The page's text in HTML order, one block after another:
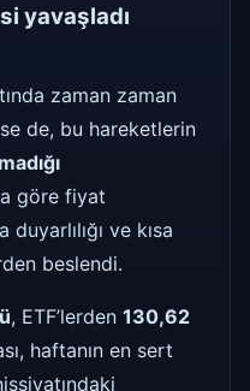
yavaşladı
zaman zaman
de, bu hareketlerin
göre fiyat
ve kısa
beslendi.
, ETF’lerden 130,62
haftanın en sert